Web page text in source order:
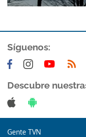
Síguenos:
Descubre
Gente TVN